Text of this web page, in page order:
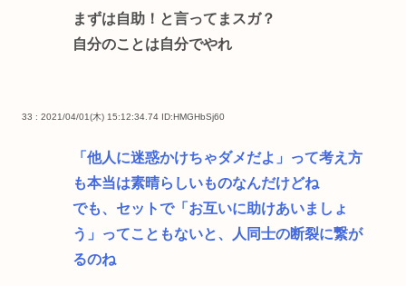
まずは自助！と言ってまスガ？
自分のことは自分でやれ
33 : 2021/04/01(木) 15:12:34.74 ID:HMGHbSj60
「他人に迷惑かけちゃダメだよ」って考え方
も本当は素晴らしいものなんだけどね
でも、セットで「お互いに助けあいましょ
う」ってこともないと、人同士の断裂に繋が
るのね